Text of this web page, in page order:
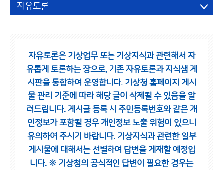
자유토론
자유토론은 기상업무 또는 기상지식과 관련해서 자
유롭게 토론하는 장으로, 기존 자유토론과 지식샘 게
시판을 통합하여 운영합니다. 기상청 홈페이지 게시
물 관리 기준에 따라 해당 글이 삭제될 수 있음을 알
려드립니다. 게시글 등록 시 주민등록번호와 같은 개
인정보가 포함될 경우 개인정보 노출 위험이 있으니
유의하여 주시기 바랍니다. 기상지식과 관련한 일부
게시물에 대해서는 선별하여 답변을 게재할 예정입
니다. ※ 기상청의 공식적인 답변이 필요한 경우는